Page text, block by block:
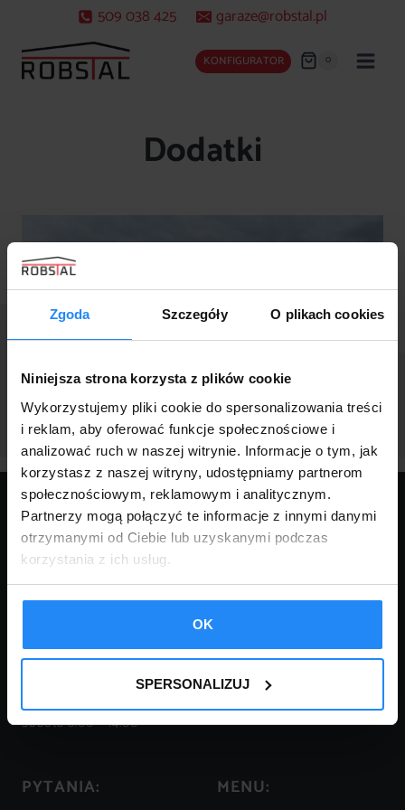
Zgoda Szczegóły O plikach cookies
Niniejsza strona korzysta z plików cookie
Wykorzystujemy pliki cookie do spersonalizowania treści
i reklam, aby oferować funkcje społecznościowe i
analizować ruch w naszej witrynie. Informacje o tym, jak
korzystasz z naszej witryny, udostępniamy partnerom
społecznościowym, reklamowym i analitycznym.
Partnerzy mogą połączyć te informacje z innymi danymi
otrzymanymi od Ciebie lub uzyskanymi podczas
korzystania z ich usług.
OK
SPERSONALIZUJ
treści
509 038 425 garaze@robstal.pl
KONFIGURATOR 0
Dodatki
POWRÓT
FPHU ROBERT KURNIK
34-620 Krasne – Lasocice
Pn -Pt: 8.00 – 18.00
Sobota 8.00 – 14.00
KONTAKT:
tel.:18 332 14 04
mail:garaze@robstal.pl
tel.:509 038 426
tel.:696 753 588
PYTANIA: MENU: